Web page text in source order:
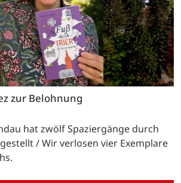
zur Belohnung
hat zwölf Spaziergänge durch
/ Wir verlosen vier Exemplare